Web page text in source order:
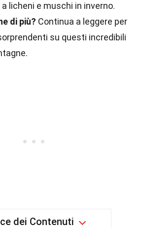
licheni e muschi in inverno.
di più? Continua a leggere per
su questi incredibili
dei Contenuti